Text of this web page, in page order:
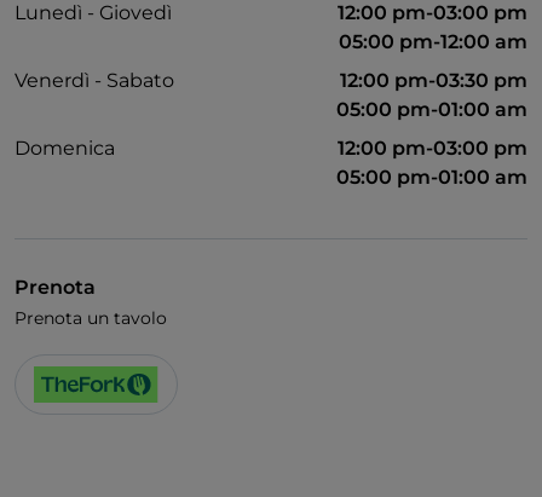
Lunedì - Giovedì
12:00 pm-03:00 pm
05:00 pm-12:00 am
Venerdì - Sabato
12:00 pm-03:30 pm
05:00 pm-01:00 am
Domenica
12:00 pm-03:00 pm
05:00 pm-01:00 am
Prenota
Prenota un tavolo